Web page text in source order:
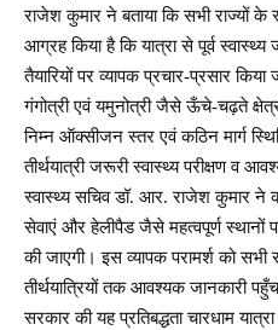
राजेश कुमार ने बताया कि सभी राज्यों के
आग्रह किया है कि यात्रा से पूर्व
तैयारियों पर व्यापक प्रचार-प्रसार
गंगोत्री एवं यमुनोत्री जैसे ऊँचे-चढ़ते
निम्न ऑक्सीजन स्तर एवं कठिन मार्ग
तीर्थयात्री जरूरी स्वास्थ्य परीक्षण व
स्वास्थ्य सचिव डॉ. आर. राजेश कुमार ने
सेवाएं और हेलीपैड जैसे महत्वपूर्ण स्थानों
की जाएगी। इस व्यापक परामर्श को
तीर्थयात्रियों तक आवश्यक जानकारी
सरकार की यह प्रतिबद्धता चारधाम